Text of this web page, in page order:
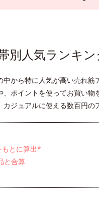
別人気ランキ
から特に人気が高い売れ
ポイントを使ってお買い
ジュアルに使える数百円の
もとに算出*
と合算